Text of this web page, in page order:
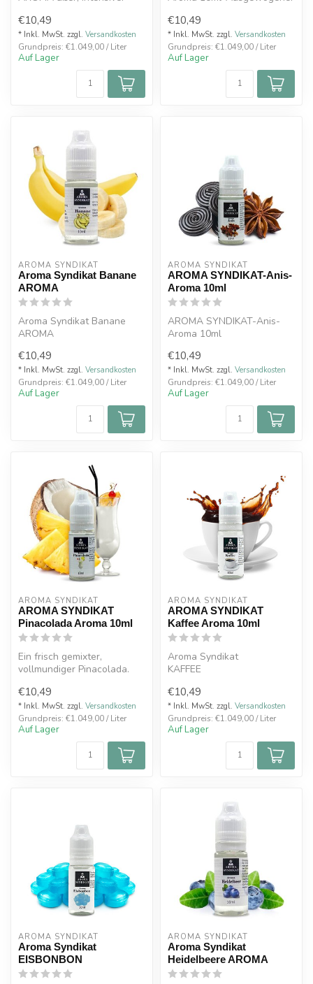
frucht...
€10,49
* Inkl. MwSt. zzgl. Versandkosten
Grundpreis: €1.049,00 / Liter
Auf Lager
€10,49
* Inkl. MwSt. zzgl. Versandkosten
Grundpreis: €1.049,00 / Liter
Auf Lager
AROMA SYNDIKAT
Aroma Syndikat Banane
AROMA
Aroma Syndikat Banane
AROMA
€10,49
* Inkl. MwSt. zzgl. Versandkosten
Grundpreis: €1.049,00 / Liter
Auf Lager
AROMA SYNDIKAT
AROMA SYNDIKAT-Anis-
Aroma 10ml
AROMA SYNDIKAT-Anis-
Aroma 10ml
€10,49
* Inkl. MwSt. zzgl. Versandkosten
Grundpreis: €1.049,00 / Liter
Auf Lager
AROMA SYNDIKAT
AROMA SYNDIKAT
Pinacolada Aroma 10ml
Ein frisch gemixter,
vollmundiger Pinacolada.
€10,49
* Inkl. MwSt. zzgl. Versandkosten
Grundpreis: €1.049,00 / Liter
Auf Lager
AROMA SYNDIKAT
AROMA SYNDIKAT
Kaffee Aroma 10ml
Aroma Syndikat
KAFFEE
10ml Aroma
Der Genuss eines frisch
aufgebrühten Kaff...
€10,49
* Inkl. MwSt. zzgl. Versandkosten
Grundpreis: €1.049,00 / Liter
Auf Lager
AROMA SYNDIKAT
Aroma Syndikat
EISBONBON
AROMA SYNDIKAT
Aroma Syndikat
Heidelbeere AROMA